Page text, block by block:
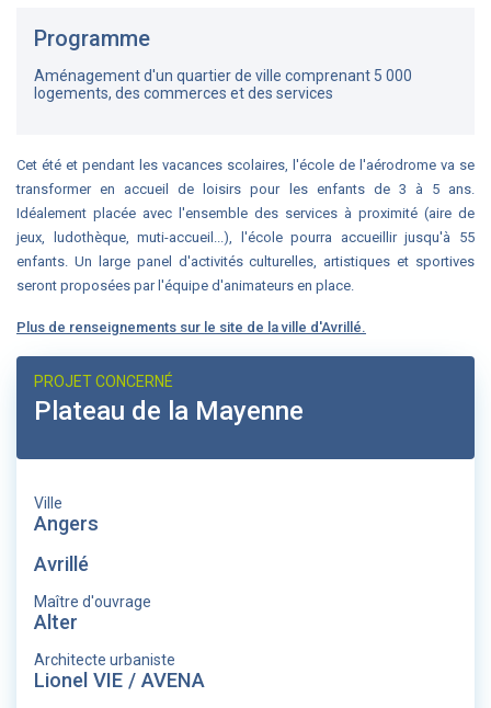
Programme
Aménagement d'un quartier de ville comprenant 5 000
logements, des commerces et des services
Cet été et pendant les vacances scolaires, l'école de l'aérodrome va se
transformeren accueil de loisirs pour les enfants de 3 à 5 ans.
Idéalement placée avec l'ensemble des services à proximité (aire de
jeux, ludothèque, muti-accueil...), l'école pourra accueillir jusqu'à 55
enfants. Un large panel d'activités culturelles, artistiques et sportives
seront proposées par l'équipe d'animateurs en place.
Plus de renseignements sur le site de la ville d'Avrillé.
PROJET CONCERNÉ
Plateau de la Mayenne
Ville
Angers
Avrillé
Maître d'ouvrage
Alter
Architecte urbaniste
Lionel VIE / AVENA